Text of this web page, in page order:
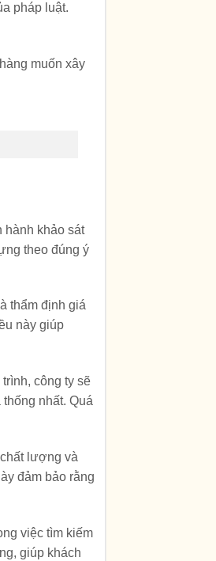
pháp luật.
muốn xây
hành khảo sát
theo đúng ý
thẩm định giá
này giúp
công ty sẽ
nhất. Quá
lượng và
đảm bảo rằng
việc tìm kiếm
giúp khách